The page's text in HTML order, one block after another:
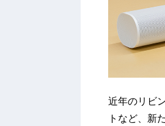
近年のリビ
トなど、新